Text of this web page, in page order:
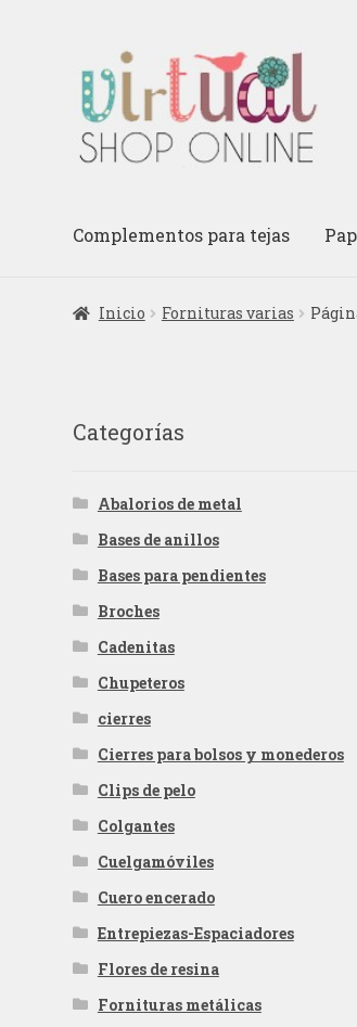
la
navegación
al
contenido
Complementos para tejas
Inicio Fornituras varias
Categorías
Abalorios de metal
Bases de anillos
Bases para pendientes
Broches
Cadenitas
Chupeteros
cierres
Cierres para bolsos y monederos
Clips de pelo
Colgantes
Cuelgamóviles
Cuero encerado
Entrepiezas-Espaciadores
Flores de resina
Fornituras metálicas